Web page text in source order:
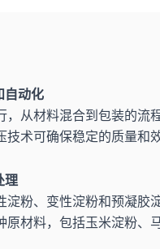
自动化
，从材料混合到包装的流
技术可确保稳定的质量和效
理
淀粉、变性淀粉和预凝胶淀
原材料，包括玉米淀粉、